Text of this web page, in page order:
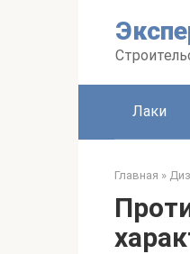
Лаки
Главная »